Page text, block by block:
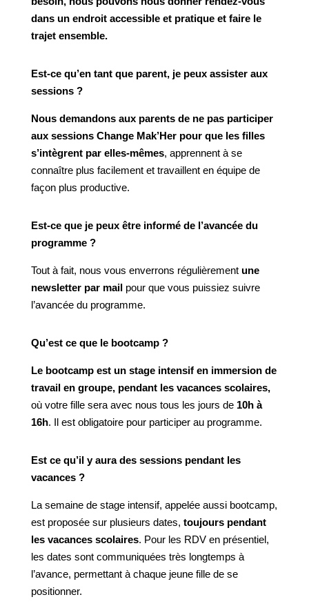
dans un endroit accessible et pratique et faire le
trajet ensemble.
Est-ce qu’en tant que parent, je peux assister aux
sessions ?
Nous demandons aux parents de ne pas participer
aux sessions Change Mak’Her pour que les filles
s’intègrent par elles-mêmes, apprennent à se
connaître plus facilement et travaillent en équipe de
façon plus productive.
Est-ce que je peux être informé de l’avancée du
programme ?
Tout à fait, nous vous enverrons régulièrement une
newsletter par mail pour que vous puissiez suivre
l’avancée du programme.
Qu’est ce que le bootcamp ?
Le bootcamp est un stage intensif en immersion de
travail en groupe, pendant les vacances scolaires,
où votre fille sera avec nous tous les jours de 10h à
16h. Il est obligatoire pour participer au programme.
Est ce qu’il y aura des sessions pendant les
vacances ?
La semaine de stage intensif, appelée aussi bootcamp,
est proposée sur plusieurs dates, toujours pendant
les vacances scolaires. Pour les RDV en présentiel,
les dates sont communiquées très longtemps à
l’avance, permettant à chaque jeune fille de se
positionner.